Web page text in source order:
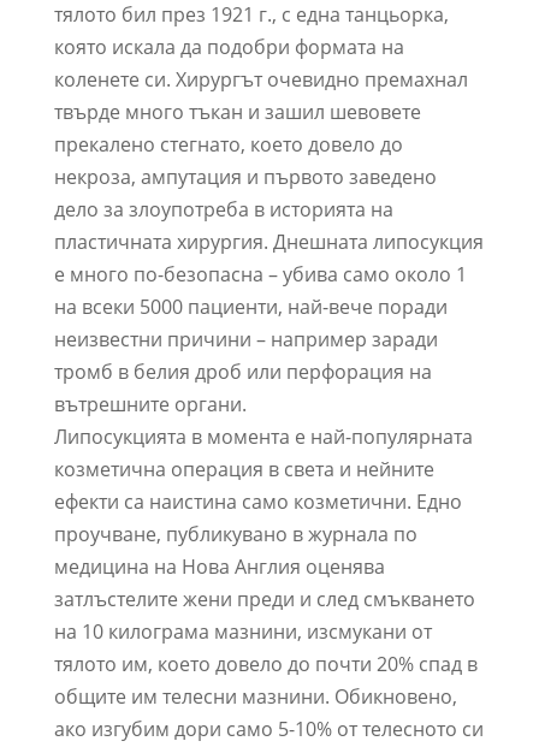
тялото бил през 1921 г., с една танцьорка,
която искала да подобри формата на
коленете си. Хирургът очевидно премахнал
твърде много тъкан и зашил шевовете
прекалено стегнато, което довело до
некроза, ампутация и първото заведено
дело за злоупотреба в историята на
пластичната хирургия. Днешната липосукция
е много по-безопасна – убива само около 1
на всеки 5000 пациенти, най-вече поради
неизвестни причини – например заради
тромб в белия дроб или перфорация на
вътрешните органи.
Липосукцията в момента е най-популярната
козметична операция в света и нейните
ефекти са наистина само козметични. Едно
проучване, публикувано в журнала по
медицина на Нова Англия оценява
затлъстелите жени преди и след смъкването
на 10 килограма мазнини, изсмукани от
тялото им, което довело до почти 20% спад в
общите им телесни мазнини. Обикновено,
ако изгубим дори само 5-10% от телесното си